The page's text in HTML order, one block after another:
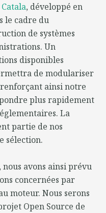
Catala, développé en
le cadre du
de systèmes
Un
disponibles
de modulariser
ainsi notre
plus rapidement
La
partie de nos
sélection.
nous avons ainsi prévu
concernées par
moteur. Nous serons
Open Source de